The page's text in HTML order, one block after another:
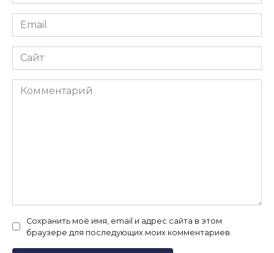
Email
*
Сайт
Комментарий
Сохранить моё имя, email и адрес сайта в этом
браузере для последующих моих комментариев.